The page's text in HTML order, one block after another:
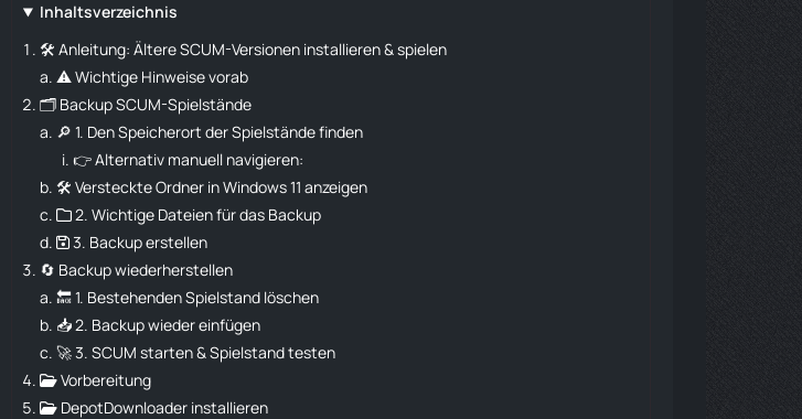
Inhaltsverzeichnis
🛠️ Anleitung: Ältere SCUM-Versionen installieren & spielen
⚠️ Wichtige Hinweise vorab
🗂️ Backup SCUM-Spielstände
🔎 1. Den Speicherort der Spielstände finden
👉 Alternativ manuell navigieren:
🛠 Versteckte Ordner in Windows 11 anzeigen
📁 2. Wichtige Dateien für das Backup
💾 3. Backup erstellen
🔄 Backup wiederherstellen
🔙 1. Bestehenden Spielstand löschen
📥 2. Backup wieder einfügen
🚀 3. SCUM starten & Spielstand testen
📂 Vorbereitung
📂 DepotDownloader installieren